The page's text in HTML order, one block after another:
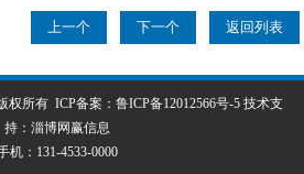
上一个 下一个 返回列表
权所有 ICP备案：鲁ICP备12012566号-5 技术支
持： 淄博网赢信息
机： 131-4533-0000